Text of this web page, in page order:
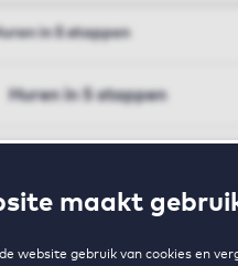
maakt
website gebruik van cookies en
in 5 stappen
Huren in 5 stappen
Voorwaarden en toewijzing